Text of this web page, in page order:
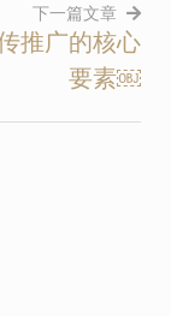
下一篇文章
推广的核心
要素￼